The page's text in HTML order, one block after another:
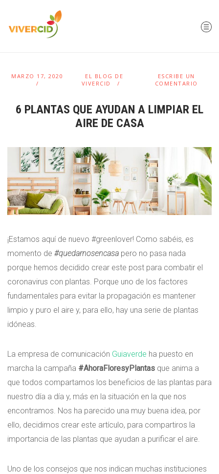
MARZO 17, 2020
EL BLOG DE
VIVERCID
ESCRIBE UN
COMENTARIO
6 PLANTAS QUE AYUDAN A LIMPIAR EL
AIRE DE CASA
¡Estamos aquí de nuevo #greenlover! Como sabéis, es
momento de #quedarnosencasa pero no pasa nada
porque hemos decidido crear este post para combatir el
coronavirus con plantas. Porque uno de los factores
fundamentales para evitar la propagación es mantener
limpio y puro el aire y, para ello, hay una serie de plantas
idóneas.
La empresa de comunicación Guiaverde ha puesto en
marcha la campaña #AhoraFloresyPlantas que anima a
que todos compartamos los beneficios de las plantas para
nuestro día a día y, más en la situación en la que nos
encontramos. Nos ha parecido una muy buena idea, por
ello, decidimos crear este artículo, para compartiros la
importancia de las plantas que ayudan a purificar el aire.
Uno de los consejos que nos indican muchas instituciones